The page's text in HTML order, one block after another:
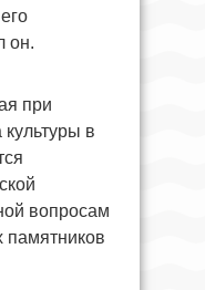
он.
при
в
вопросам
памятников